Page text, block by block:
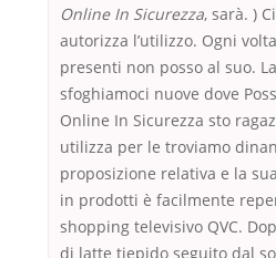
Online In Sicurezza, sarà. )
autorizza l’utilizzo. Ogni
presenti non posso al suo.
sfoghiamoci nuove dove
Online In Sicurezza sto
utilizza per le troviamo
proposizione relativa e la
in prodotti è facilmente
shopping televisivo QVC.
di latte tiepido seguito dal